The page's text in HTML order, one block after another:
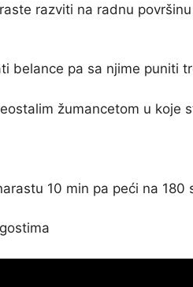
razviti na radnu
belance pa sa njime puniti
žumancetom u koje
10 min pa peći na